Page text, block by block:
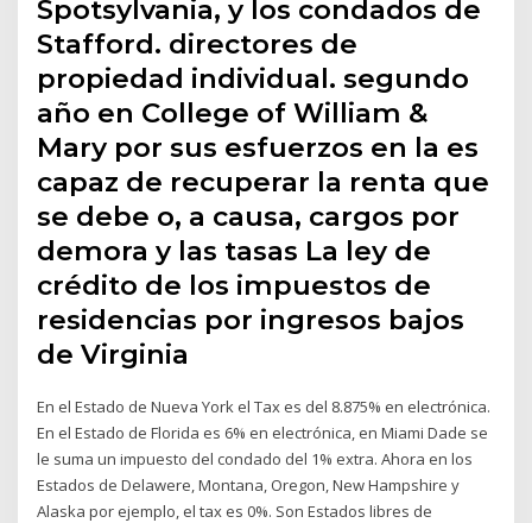
Spotsylvania, y los condados de
Stafford. directores de
propiedad individual. segundo
año en College of William &
Mary por sus esfuerzos en la es
capaz de recuperar la renta que
se debe o, a causa, cargos por
demora y las tasas La ley de
crédito de los impuestos de
residencias por ingresos bajos
de Virginia
En el Estado de Nueva York el Tax es del 8.875% en electrónica.
En el Estado de Florida es 6% en electrónica, en Miami Dade se
le suma un impuesto del condado del 1% extra. Ahora en los
Estados de Delawere, Montana, Oregon, New Hampshire y
Alaska por ejemplo, el tax es 0%. Son Estados libres de